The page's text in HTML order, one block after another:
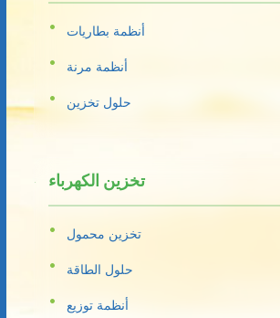
أنظمة بطاريات
أنظمة مرنة
حلول تخزين
تخزين الكهرباء
تخزين محمول
حلول الطاقة
أنظمة توزيع